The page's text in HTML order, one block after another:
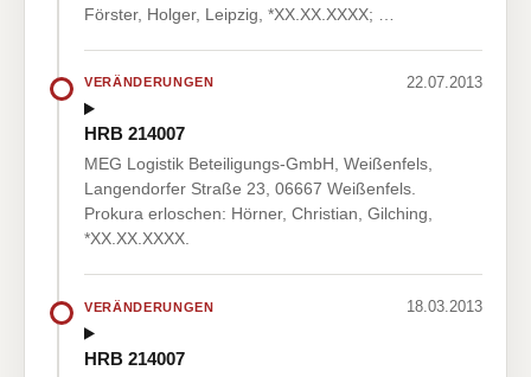
Förster, Holger, Leipzig, *XX.XX.XXXX; …
VERÄNDERUNGEN 22.07.2013
HRB 214007
MEG Logistik Beteiligungs-GmbH, Weißenfels,
Langendorfer Straße 23, 06667 Weißenfels.
Prokura erloschen: Hörner, Christian, Gilching,
*XX.XX.XXXX.
VERÄNDERUNGEN 18.03.2013
HRB 214007